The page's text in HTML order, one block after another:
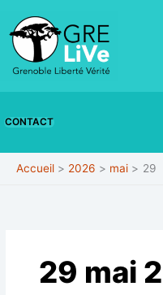
contenu
CONTACT
Accueil 2026 mai 29
29 mai